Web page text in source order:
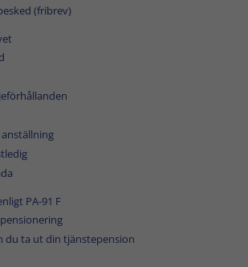
(fribrev)
PA-91 F
du ta ut din tjänstepension